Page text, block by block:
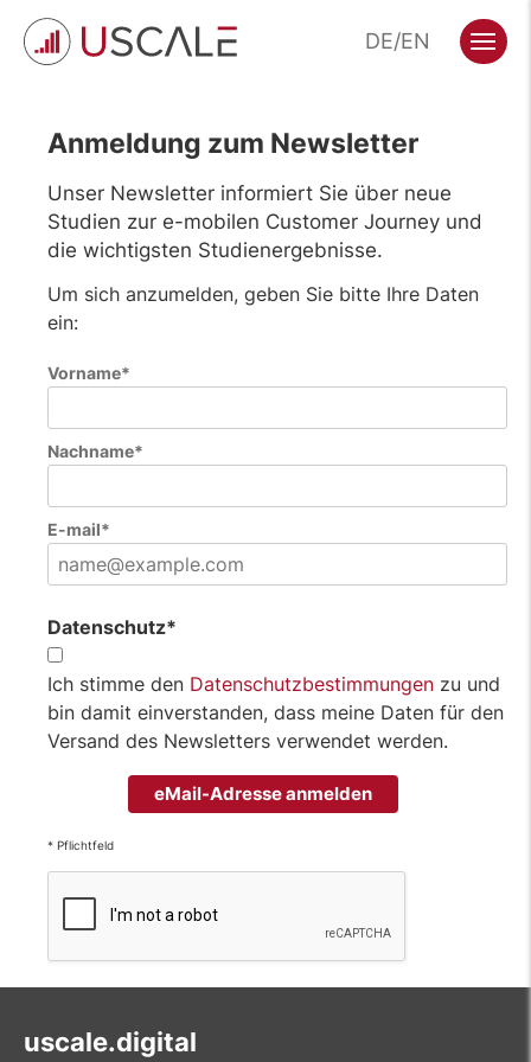
Hauptinhalt
wechseln
DE EN Menü
Anmeldung zum Newsletter
Unser Newsletter informiert Sie über neue
Studien zur e-mobilen Customer Journey und
die wichtigsten Studienergebnisse.
Um sich anzumelden, geben Sie bitte Ihre Daten
ein:
Vorname*
Nachname*
E-mail*
Datenschutz*
Ich stimme den Datenschutzbestimmungen zu und
bin damit einverstanden, dass meine Daten für den
Versand des Newsletters verwendet werden.
eMail-Adresse anmelden
* Pflichtfeld
uscale.digital